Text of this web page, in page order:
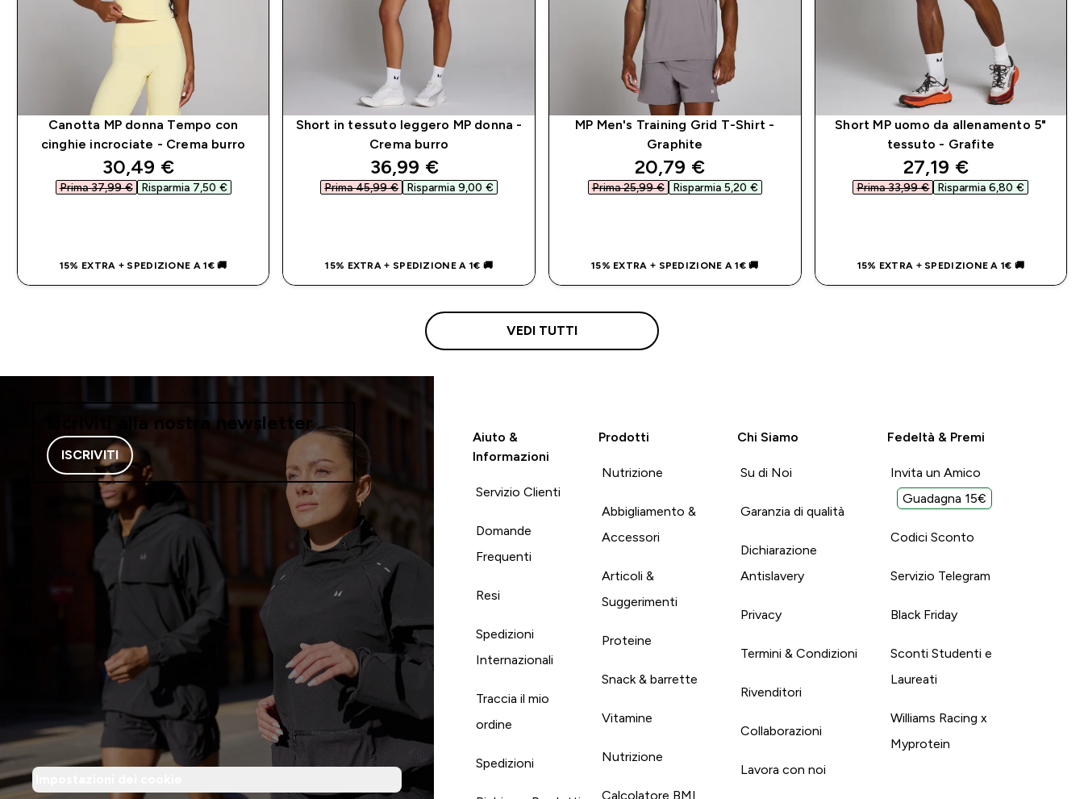
Canotta MP donna Tempo con
cinghie incrociate - Crema burro
discounted price
30,49 €‎
Prima 37,99 €‎ Risparmia 7,50 €‎
15% EXTRA + SPEDIZIONE A 1€ 🚚
Short in tessuto leggero MP donna -
Crema burro
discounted price
36,99 €‎
Prima 45,99 €‎ Risparmia 9,00 €‎
15% EXTRA + SPEDIZIONE A 1€ 🚚
MP Men's Training Grid T-Shirt -
Graphite
discounted price
20,79 €‎
Prima 25,99 €‎ Risparmia 5,20 €‎
15% EXTRA + SPEDIZIONE A 1€ 🚚
Short MP uomo da allenamento 5"
tessuto - Grafite
discounted price
27,19 €‎
Prima 33,99 €‎ Risparmia 6,80 €‎
15% EXTRA + SPEDIZIONE A 1€ 🚚
VEDI TUTTI
Iscriviti alla nostra newsletter
ISCRIVITI
Aiuto &
Informazioni
Servizio Clienti
Domande
Frequenti
Resi
Spedizioni
Internazionali
Traccia il mio
ordine
Spedizioni
Prodotti
Nutrizione
Abbigliamento &
Accessori
Articoli &
Suggerimenti
Proteine
Snack & barrette
Vitamine
Nutrizione
Calcolatore BMI
Chi Siamo
Su di Noi
Garanzia di qualità
Dichiarazione
Antislavery
Privacy
Termini & Condizioni
Rivenditori
Collaborazioni
Lavora con noi
Fedeltà & Premi
Invita un Amico
Guadagna 15€
Codici Sconto
Servizio Telegram
Black Friday
Sconti Studenti e
Laureati
Williams Racing x
Myprotein